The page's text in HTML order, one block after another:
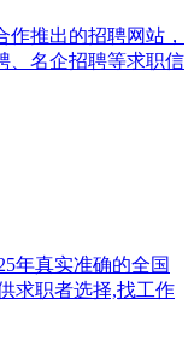
推出的招聘网站，
、名企招聘等求职信
年真实准确的全国
求职者选择,找工作